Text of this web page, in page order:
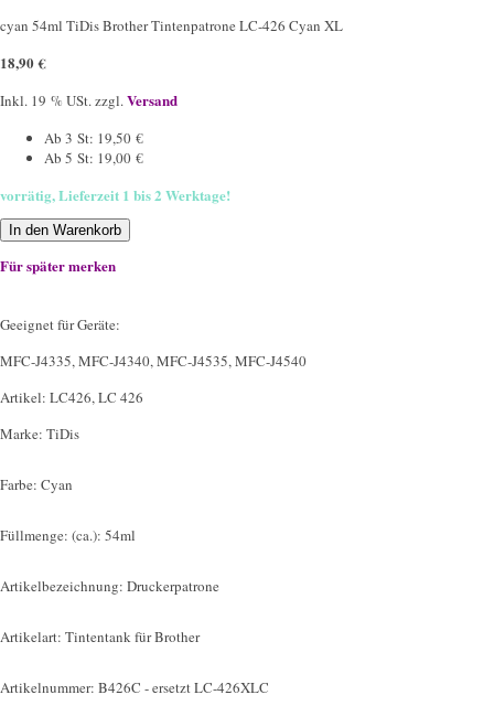
cyan 54ml TiDis Brother Tintenpatrone LC-426 Cyan XL
18,90 €
Inkl. 19 % USt. zzgl.Versand
Ab 3 St: 19,50 €
Ab 5 St: 19,00 €
vorrätig, Lieferzeit 1 bis 2 Werktage!
In den Warenkorb
Für später merken
Geeignet für Geräte:
MFC-J4335, MFC-J4340, MFC-J4535, MFC-J4540
Artikel: LC426, LC 426
Marke: TiDis
Farbe: Cyan
Füllmenge: (ca.): 54ml
Artikelbezeichnung: Druckerpatrone
Artikelart: Tintentank für Brother
Artikelnummer: B426C - ersetzt LC-426XLC